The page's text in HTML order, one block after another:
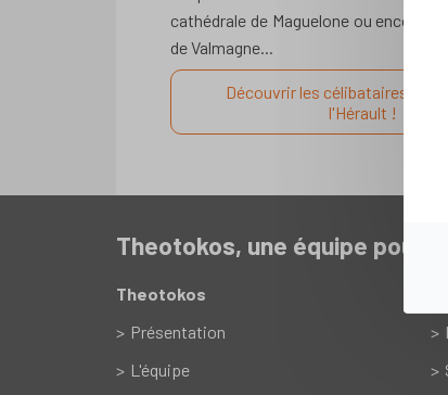
cathédrale de Maguelone ou encore
de Valmagne...
Découvrir les célibataires
l'Hérault !
Theotokos, une équipe pour
Theotokos
Présentation
L'équipe